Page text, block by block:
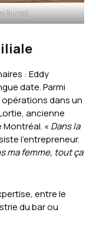
Brunet)
: Eddy
date. Parmi
dans un
ancienne
Montréal. « Dans la
l’entrepreneur.
ma femme, tout ça
entre le
du bar ou